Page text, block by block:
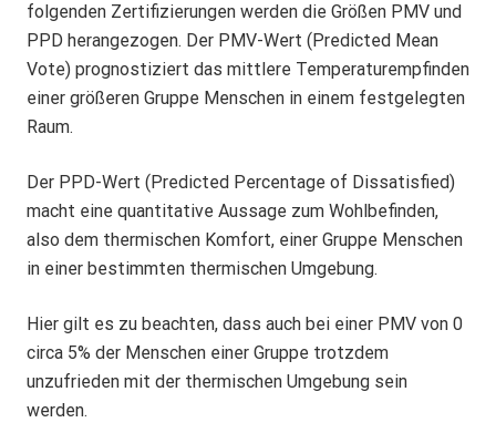
folgenden Zertifizierungen werden die Größen PMV und
PPD herangezogen. Der PMV-Wert (Predicted Mean
Vote) prognostiziert das mittlere Temperaturempfinden
einer größeren Gruppe Menschen in einem festgelegten
Raum.
Der PPD-Wert (Predicted Percentage of Dissatisfied)
macht eine quantitative Aussage zum Wohlbefinden,
also dem thermischen Komfort, einer Gruppe Menschen
in einer bestimmten thermischen Umgebung.
Hier gilt es zu beachten, dass auch bei einer PMV von 0
circa 5% der Menschen einer Gruppe trotzdem
unzufrieden mit der thermischen Umgebung sein
werden.